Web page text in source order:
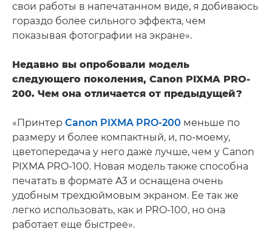
свои работы в напечатанном виде, я добиваюсь
гораздо более сильного эффекта, чем
показывая фотографии на экране».
Недавно вы опробовали модель
следующего поколения, Canon PIXMA PRO-
200. Чем она отличается от предыдущей?
«Принтер Canon PIXMA PRO-200 меньше по
размеру и более компактный, и, по-моему,
цветопередача у него даже лучше, чем у Canon
PIXMA PRO-100. Новая модель также способна
печатать в формате A3 и оснащена очень
удобным трехдюймовым экраном. Ее так же
легко использовать, как и PRO-100, но она
работает еще быстрее».